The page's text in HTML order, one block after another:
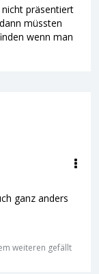
präsentiert
müssten
wenn man
ganz anders
weiteren gefällt